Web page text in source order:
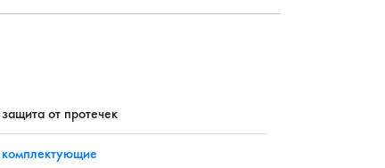
защита от протечек
комплектующие